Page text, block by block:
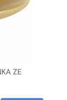
ZE